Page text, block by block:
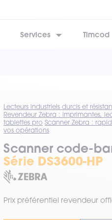
Services Timcod
Lecteurs industriels durcis et
Revendeur Zebra : imprimantes,
tablettes pro Scanner Zebra :
vos opérations
Scanner code-
Série DS3600-HP
Prix préférentiel revendeur